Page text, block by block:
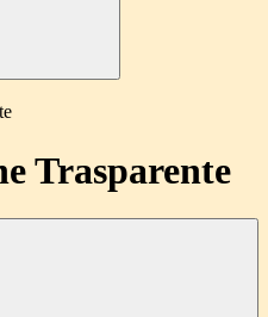
Trasparente